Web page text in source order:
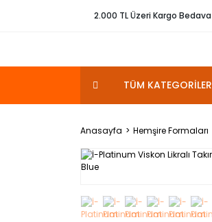
2.000 TL Üzeri Kargo Bedava
TÜM KATEGORİLER
Anasayfa Hemşire Formaları